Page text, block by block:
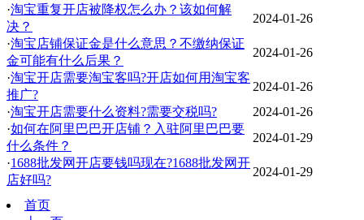
·淘宝重复开店被降权怎么办？该如何解
决？
2024-01-26
·淘宝店铺保证金是什么意思？不缴纳保证
金可能有什么后果？
2024-01-26
·淘宝开店需要淘宝客吗?开店如何用淘宝客
推广?
2024-01-26
·淘宝开店需要什么资料?需要交税吗?
2024-01-26
·如何在阿里巴巴开店铺？入驻阿里巴巴要
什么条件？
2024-01-29
·1688批发网开店要钱吗现在?1688批发网开
店好吗?
2024-01-29
首页